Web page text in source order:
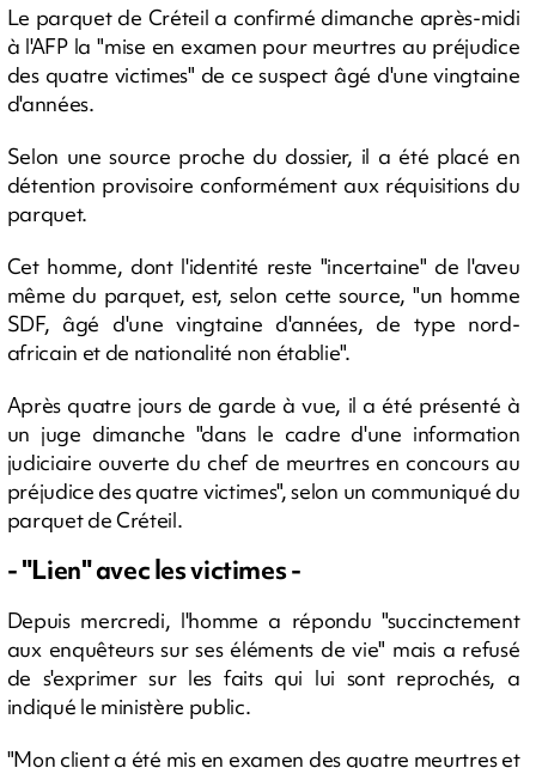
Le parquet de Créteil a confirmé dimanche après-midi
à l'AFP la "mise en examen pour meurtres au préjudice
des quatre victimes" de ce suspect âgé d'une vingtaine
d'années.
Selon une source proche du dossier, il a été placé en
détention provisoire conformément aux réquisitions du
parquet.
Cet homme, dont l'identité reste "incertaine" de l'aveu
même du parquet, est, selon cette source, "un homme
SDF, âgé d'une vingtaine d'années, de type nord-
africain et de nationalité non établie".
Après quatre jours de garde à vue, il a été présenté à
un juge dimanche "dans le cadre d'une information
judiciaire ouverte du chef de meurtres en concours au
préjudice des quatre victimes", selon un communiqué du
parquet de Créteil.
- "Lien" avec les victimes -
Depuis mercredi, l'homme a répondu "succinctement
aux enquêteurs sur ses éléments de vie" mais a refusé
de s'exprimer sur les faits qui lui sont reprochés, a
indiqué le ministère public.
"Mon client a été mis en examen des quatre meurtres et